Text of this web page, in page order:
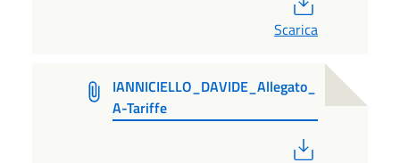
Scarica
IANNICIELLO_DAVIDE_Allegato_
A-Tariffe